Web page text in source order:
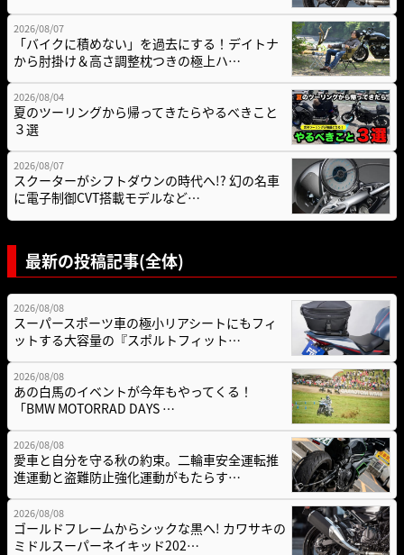
2026/08/07
「バイクに積めない」を過去にする！デイトナ
から肘掛け＆高さ調整枕つきの極上ハ…
2026/08/04
夏のツーリングから帰ってきたらやるべきこと
３選
2026/08/07
スクーターがシフトダウンの時代へ!? 幻の名車
に電子制御CVT搭載モデルなど…
最新の投稿記事(全体)
2026/08/08
スーパースポーツ車の極小リアシートにもフィ
ットする大容量の『スポルトフィット…
2026/08/08
あの白馬のイベントが今年もやってくる！
「BMW MOTORRAD DAYS …
2026/08/08
愛車と自分を守る秋の約束。二輪車安全運転推
進運動と盗難防止強化運動がもたらす…
2026/08/08
ゴールドフレームからシックな黒へ! カワサキの
ミドルスーパーネイキッド202…